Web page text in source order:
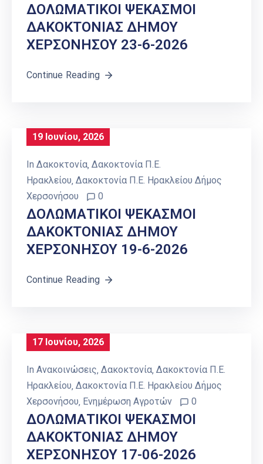
ΔΟΛΩΜΑΤΙΚΟΙ ΨΕΚΑΣΜΟΙ
ΔΑΚΟΚΤΟΝΙΑΣ ΔΗΜΟΥ
ΧΕΡΣΟΝΗΣΟΥ 23-6-2026
Continue Reading
19 Ιουνίου, 2026
In Δακοκτονία‚ Δακοκτονία Π.Ε.
Ηρακλείου‚ Δακοκτονία Π.Ε. Ηρακλείου Δήμος
Χερσονήσου
0
ΔΟΛΩΜΑΤΙΚΟΙ ΨΕΚΑΣΜΟΙ
ΔΑΚΟΚΤΟΝΙΑΣ ΔΗΜΟΥ
ΧΕΡΣΟΝΗΣΟΥ 19-6-2026
Continue Reading
17 Ιουνίου, 2026
In Ανακοινώσεις‚ Δακοκτονία‚ Δακοκτονία Π.Ε.
Ηρακλείου‚ Δακοκτονία Π.Ε. Ηρακλείου Δήμος
Χερσονήσου‚ Ενημέρωση Αγροτών 0
ΔΟΛΩΜΑΤΙΚΟΙ ΨΕΚΑΣΜΟΙ
ΔΑΚΟΚΤΟΝΙΑΣ ΔΗΜΟΥ
ΧΕΡΣΟΝΗΣΟΥ 17-06-2026